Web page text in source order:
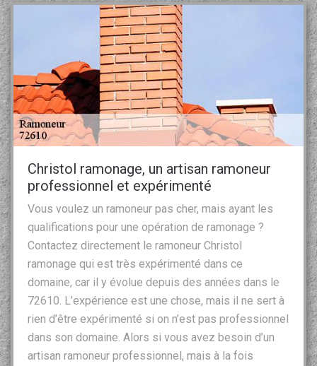
Christol ramonage, un artisan ramoneur
professionnel et expérimenté
Vous voulez un ramoneur pas cher, mais ayant les
qualifications pour une opération de ramonage ?
Contactez directement le ramoneur Christol
ramonage qui est très expérimenté dans ce
domaine, car il y évolue depuis des années dans le
72610. L’expérience est une chose, mais il ne sert à
rien d’être expérimenté si on n’est pas professionnel
dans son domaine. Alors si vous avez besoin d’un
artisan ramoneur professionnel, mais à la fois